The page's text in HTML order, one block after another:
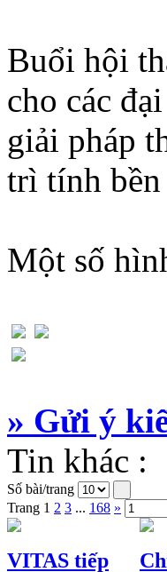
Buổi hội
cho các
giải pháp
trì tính bền
Một số
» Gửi ý
Tin khác :
Số bài/trang
Trang 1 2 3 ... 168 »
VITAS tiếp